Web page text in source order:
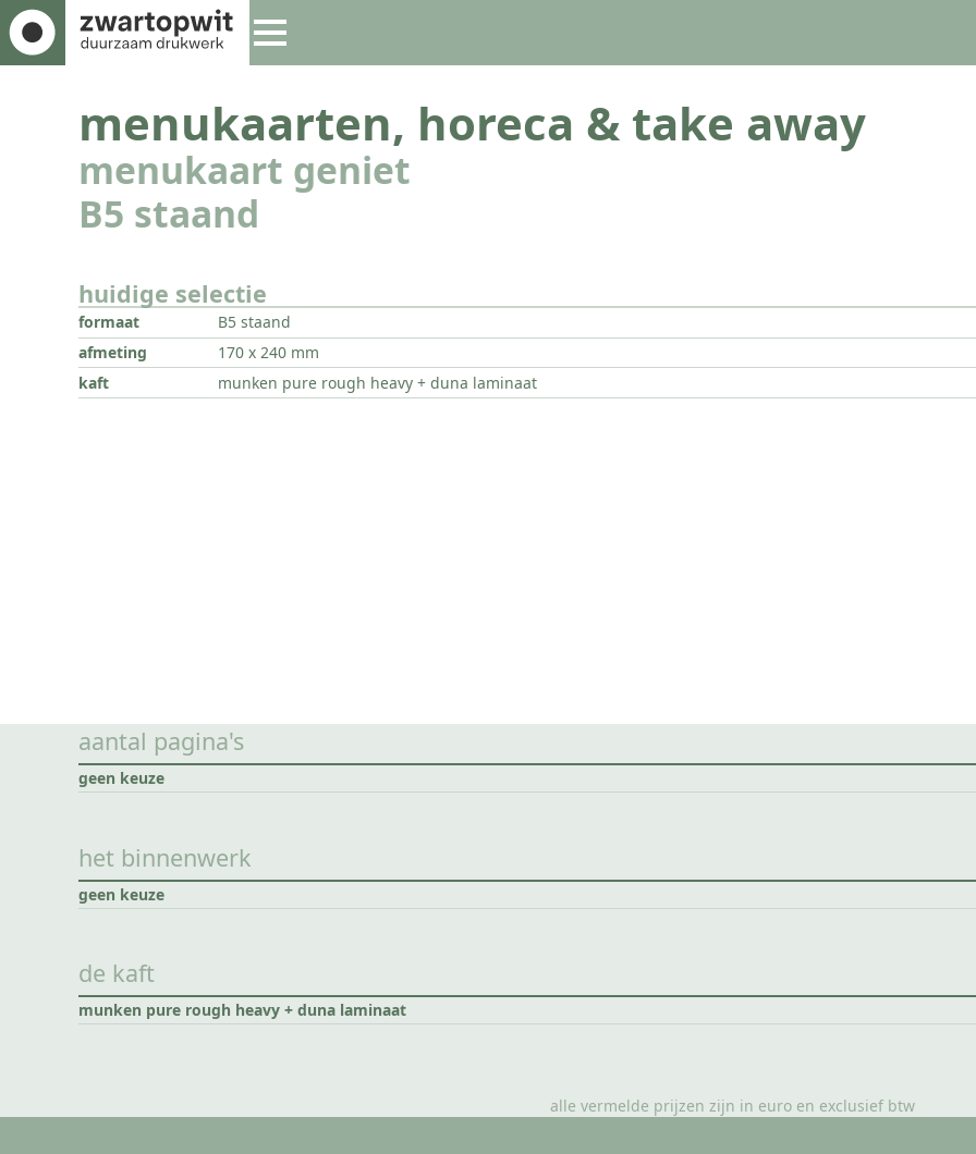
menukaarten, horeca & take away
menukaart geniet
B5 staand
huidige selectie
formaat
B5 staand
afmeting
170 x 240 mm
kaft
munken pure rough heavy + duna laminaat
aantal pagina's
geen keuze
het binnenwerk
geen keuze
de kaft
munken pure rough heavy + duna laminaat
alle vermelde prijzen zijn in euro en exclusief btw